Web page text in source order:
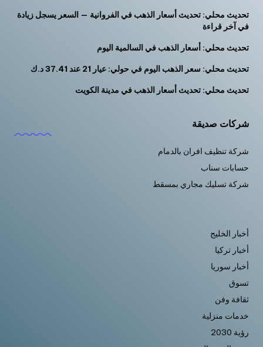
تحديث محلي: تحديث أسعار الذهب في الفروانية — السعر يسجل زيادة
في آخر قراءة
تحديث محلي: أسعار الذهب في السالمية اليوم
تحديث محلي: سعر الذهب اليوم في حولي: عيار 21 عند 37.41 د.ك
تحديث محلي: تحديث أسعار الذهب في مدينة الكويت
شركات صديقة
شركة تنظيف افران بالدمام
حسابات سناب
شركة تسليك مجاري بمسقط
أخبار الخليج
أخبار تركيا
أخبار سوريا
تسوق
ثقافة وفن
خدمات منزلية
رؤية 2030